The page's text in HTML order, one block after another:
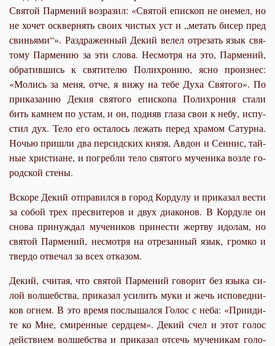
Свя­той Пар­ме­ний воз­ра­зил: «Свя­той епи­скоп не оне­мел, но
не хо­чет осквер­нять сво­их чи­стых уст и „ме­тать би­сер пред
сви­нья­ми“». Раз­дра­жен­ный Де­кий ве­лел от­ре­зать язык свя­
то­му Пар­ме­нию за эти сло­ва. Несмот­ря на это, Пар­ме­ний,
об­ра­тив­шись к свя­ти­те­лю По­ли­хро­нию, яс­но про­из­нес:
«Мо­лись за ме­ня, от­че, я ви­жу на те­бе Ду­ха Свя­то­го». По
при­ка­за­нию Де­кия свя­то­го епи­ско­па По­ли­хро­ния ста­ли
бить кам­нем по устам, и он, под­няв гла­за свои к небу, ис­пу­
стил дух. Те­ло его оста­лось ле­жать пе­ред хра­мом Са­тур­на.
Но­чью при­шли два пер­сид­ских кня­зя, Ав­дон и Сен­нис, тай­
ные хри­сти­ане, и по­греб­ли те­ло свя­то­го му­че­ни­ка воз­ле го­
род­ской сте­ны.
Вско­ре Де­кий от­пра­вил­ся в го­род Кор­ду­лу и при­ка­зал ве­сти
за со­бой трех пре­сви­те­ров и двух диа­ко­нов. В Кор­ду­ле он
сно­ва при­нуж­дал му­че­ни­ков при­не­сти жерт­ву идо­лам, но
свя­той Пар­ме­ний, несмот­ря на от­ре­зан­ный язык, гром­ко и
твер­до от­ве­чал за всех от­ка­зом.
Де­кий, счи­тая, что свя­той Пар­ме­ний го­во­рит без язы­ка си­
лой вол­шеб­ства, при­ка­зал уси­лить му­ки и жечь ис­по­вед­ни­
ков ог­нем. В это вре­мя по­слы­шал­ся Го­лос с неба: «При­и­ди­
те ко Мне, сми­рен­ные серд­цем». Де­кий счел и этот го­лос
дей­стви­ем вол­шеб­ства и при­ка­зал от­сечь му­че­ни­кам го­ло­